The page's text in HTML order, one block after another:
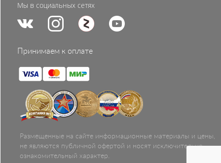
Мы в социальных сетях
Принимаем к оплате
Размещенные на сайте информационные материалы и цены,
не являются публичной офертой и носят исключительно
ознакомительный характер.